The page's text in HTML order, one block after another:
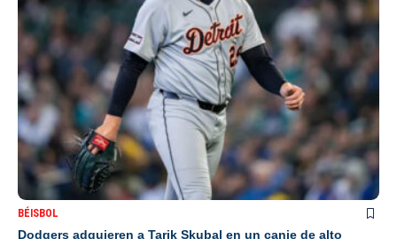
BÉISBOL
Dodgers adquieren a Tarik Skubal en un canje de alto